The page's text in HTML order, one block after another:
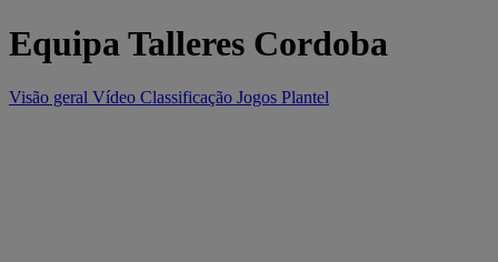
Equipa Talleres Cordoba
Visão geral Vídeo Classificação Jogos Plantel